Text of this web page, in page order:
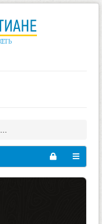
Юльтон, Body worship,